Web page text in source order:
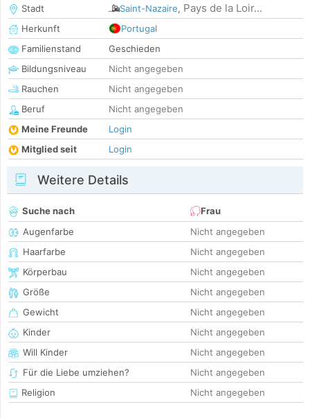
Stadt
Saint-Nazaire, Pays de la Loir...
Herkunft
Portugal
Familienstand
Geschieden
Bildungsniveau
Nicht angegeben
Rauchen
Nicht angegeben
Beruf
Nicht angegeben
Meine Freunde
Login
Mitglied seit
Login
Weitere Details
Suche nach
Frau
Augenfarbe
Nicht angegeben
Haarfarbe
Nicht angegeben
Körperbau
Nicht angegeben
Größe
Nicht angegeben
Gewicht
Nicht angegeben
Kinder
Nicht angegeben
Will Kinder
Nicht angegeben
Für die Liebe umziehen?
Nicht angegeben
Religion
Nicht angegeben